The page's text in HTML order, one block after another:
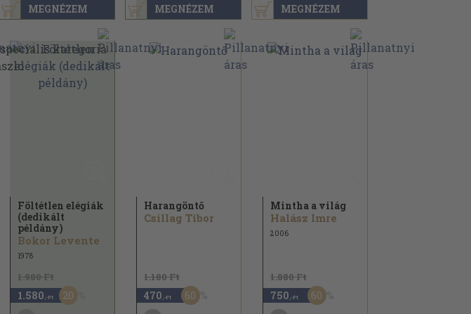
MEGNÉZEM MEGNÉZEM MEGNÉZEM
Föltétlen elégiák
(dedikált
példány)
Bokor Levente
1978
1.980 Ft
1.580 ,-Ft 20
Harangöntő
Csillag Tibor
1.180 Ft
470 ,-Ft 60
Mintha a világ
Halász Imre
2006
1.880 Ft
750 ,-Ft 60